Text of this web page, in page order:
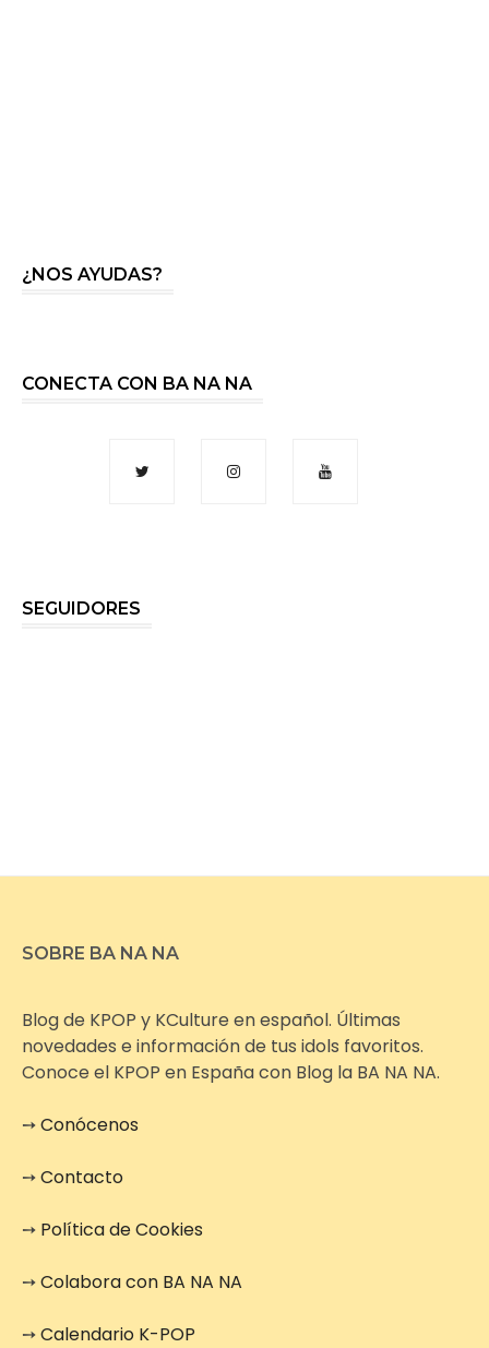
¿NOS AYUDAS?
CONECTA CON BA NA NA
SEGUIDORES
SOBRE BA NA NA
Blog de KPOP y KCulture en español. Últimas
novedades e información de tus idols favoritos.
Conoce el KPOP en España con Blog la BA NA NA.
➙Conócenos
➙Contacto
➙ Política de Cookies
➙Colabora con BA NA NA
➙Calendario K-POP